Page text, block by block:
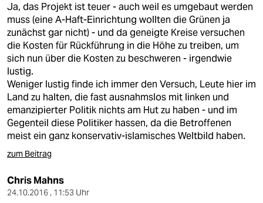
Ja, das Projekt ist teuer - auch weil es umgebaut werden
muss (eine A-Haft-Einrichtung wollten die Grünen ja
zunächst gar nicht) - und da geneigte Kreise versuchen
die Kosten für Rückführung in die Höhe zu treiben, um
sich nun über die Kosten zu beschweren - irgendwie
lustig.
Weniger lustig finde ich immer den Versuch, Leute hier im
Land zu halten, die fast ausnahmslos mit linken und
emanzipierter Politik nichts am Hut zu haben - und im
Gegenteil diese Politiker hassen, da die Betroffenen
meist ein ganz konservativ-islamisches Weltbild haben.
zum Beitrag
Chris Mahns
24.10.2016 , 11:53 Uhr